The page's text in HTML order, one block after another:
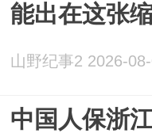
能出在这张
山野纪事2 2026-
中国人保浙